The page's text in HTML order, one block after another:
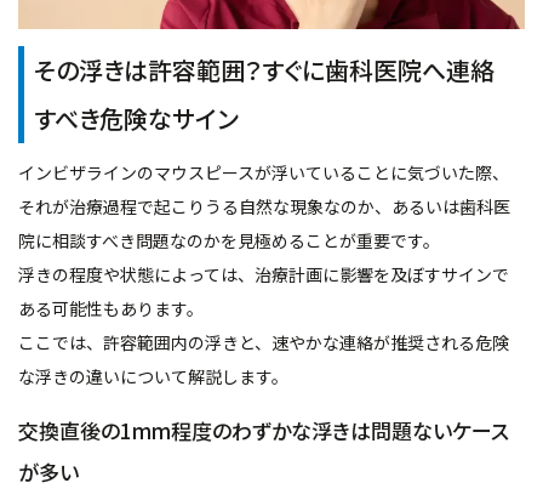
その浮きは許容範囲？すぐに歯科医院へ連絡
すべき危険なサイン
インビザラインのマウスピースが浮いていることに気づいた際、
それが治療過程で起こりうる自然な現象なのか、あるいは歯科医
院に相談すべき問題なのかを見極めることが重要です。
浮きの程度や状態によっては、治療計画に影響を及ぼすサインで
ある可能性もあります。
ここでは、許容範囲内の浮きと、速やかな連絡が推奨される危険
な浮きの違いについて解説します。
交換直後の1mm程度のわずかな浮きは問題ないケース
が多い